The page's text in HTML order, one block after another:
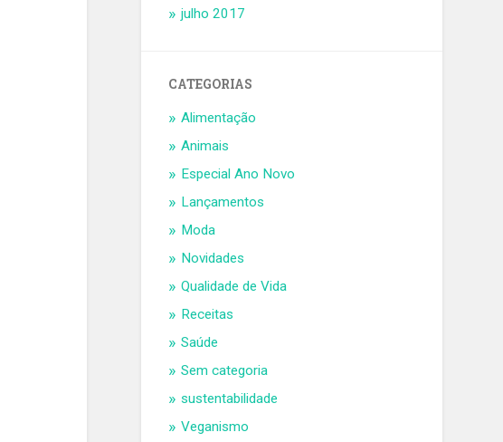
julho 2017
CATEGORIAS
Alimentação
Animais
Especial Ano Novo
Lançamentos
Moda
Novidades
Qualidade de Vida
Receitas
Saúde
Sem categoria
sustentabilidade
Veganismo